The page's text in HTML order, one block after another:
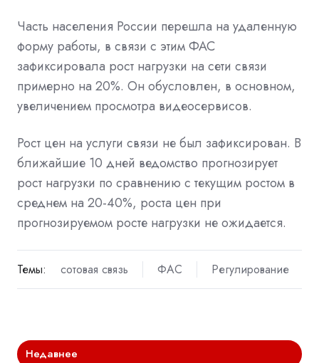
Часть населения России перешла на удаленную
форму работы, в связи с этим ФАС
зафиксировала рост нагрузки на сети связи
примерно на 20%. Он обусловлен, в основном,
увеличением просмотра видеосервисов.
Рост цен на услуги связи не был зафиксирован. В
ближайшие 10 дней ведомство прогнозирует
рост нагрузки по сравнению с текущим ростом в
среднем на 20-40%, роста цен при
прогнозируемом росте нагрузки не ожидается.
Темы: сотовая связь ФАС Регулирование
Недавнее